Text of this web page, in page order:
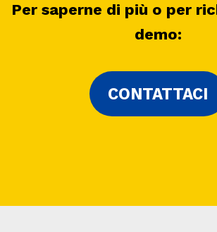
Per saperne di più o per
demo:
CONTATTACI